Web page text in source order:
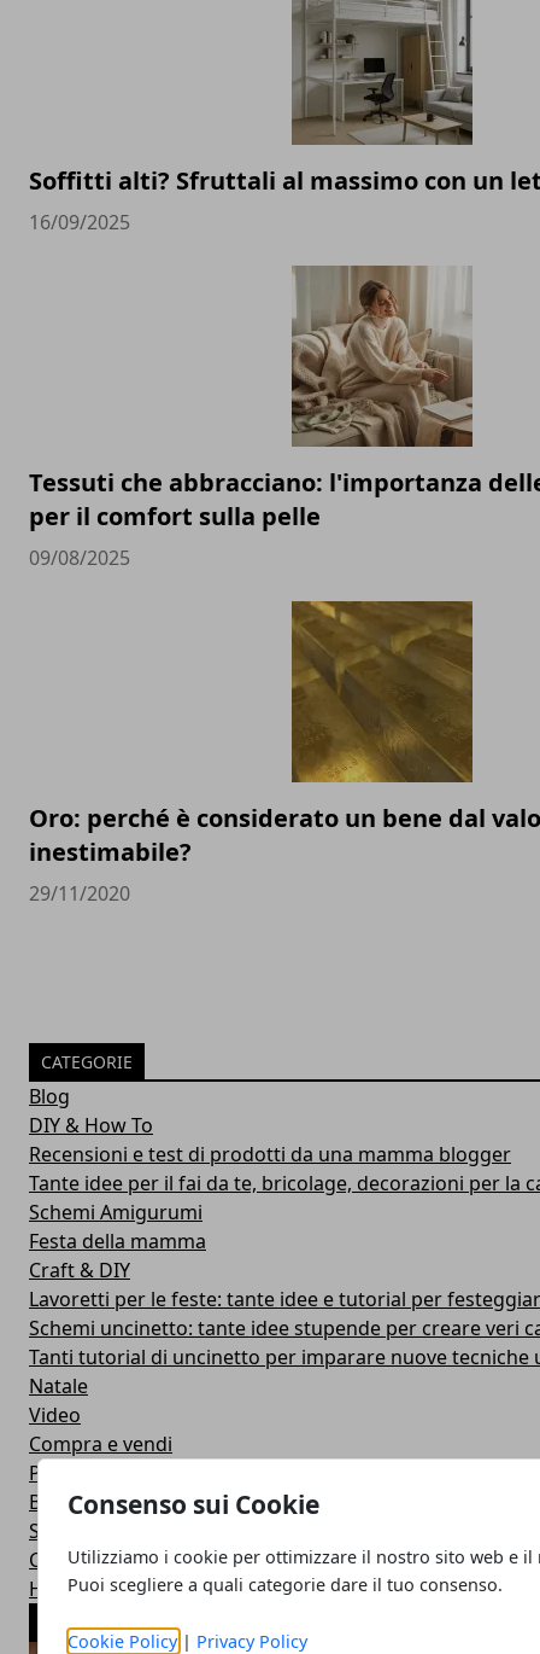
Consenso sui Cookie
Utilizziamo i cookie per ottimizzare il nostro sito web e il
Puoi scegliere a quali categorie dare il tuo consenso.
Cookie Policy| Privacy Policy
Soffitti alti? Sfruttali al massimo con un
16/09/2025
Tessuti che abbracciano: l'importanza
per il comfort sulla pelle
09/08/2025
Oro: perché è considerato un bene dal
inestimabile?
29/11/2020
CATEGORIE
Blog
DIY & How To
Recensioni e test di prodotti da una mamma blogger
Tante idee per il fai da te, bricolage, decorazioni per la
Schemi Amigurumi
Festa della mamma
Craft & DIY
Lavoretti per le feste: tante idee e tutorial per
Schemi uncinetto: tante idee stupende per creare veri
Tanti tutorial di uncinetto per imparare nuove tecniche
Natale
Video
Compra e vendi
Pasqua
Befana
Schemi uncinetto per bambini: tante idee sfiziose per i
Carnevale
Halloween
ARTICOLI POPOLARI